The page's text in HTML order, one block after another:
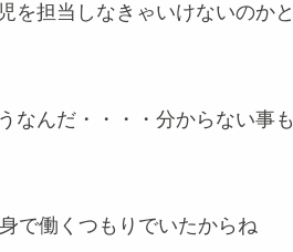
を担当しなきゃいけないのかと
なんだ・・・・分からない事も
で働くつもりでいたからね